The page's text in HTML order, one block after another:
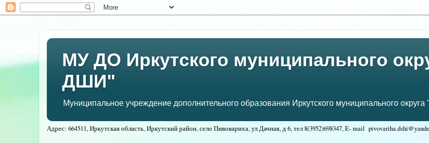
МУ ДО Иркутского муниципального
ДШИ"
Муниципальное учреждение дополнительного образования Иркутского муниципального
Адрес: 664511, Иркутская область, Иркутский район, село Пивовариха, ул Дачная, д 6, тел8(3952)698347, E- mail